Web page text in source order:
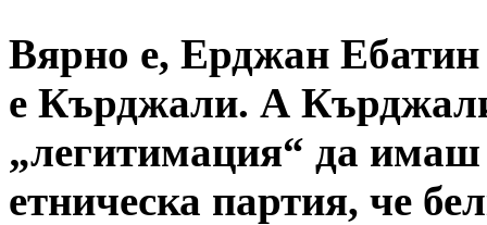
Вярно е, Ерджан
е Кърджали. А
„легитимация“ да
етническа партия, че